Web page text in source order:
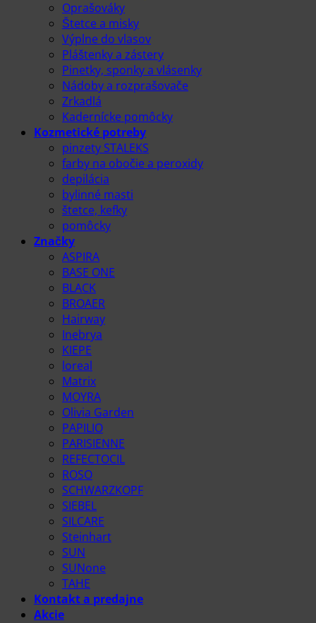
Oprašováky
Štetce a misky
Výplne do vlasov
Pláštenky a zástery
Pinetky, sponky a vlásenky
Nádoby a rozprašovače
Zrkadlá
Kadernícke pomôcky
Kozmetické potreby
pinzety STALEKS
farby na obočie a peroxidy
depilácia
bylinné masti
štetce, kefky
pomôcky
Značky
ASPIRA
BASE ONE
BLACK
BROAER
Hairway
Inebrya
KIEPE
loreal
Matrix
MOYRA
Olivia Garden
PAPILIO
PARISIENNE
REFECTOCIL
ROSO
SCHWARZKOPF
SIEBEL
SILCARE
Steinhart
SUN
SUNone
TAHE
Kontakt a predajne
Akcie